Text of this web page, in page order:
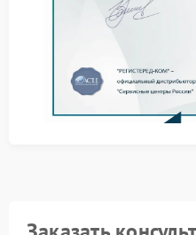
загрязнение лазерной
износ механических
повреждение шлейфа
сбои в работе
Ремонт Microsoft
инструмента и знаний
Самостоятельные
могут усугубить ситуацию.
центр